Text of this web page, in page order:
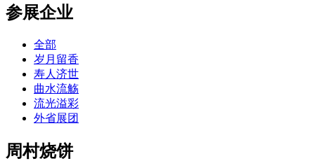
参展企业
全部
岁月留香
寿人济世
曲水流觞
流光溢彩
外省展团
周村烧饼